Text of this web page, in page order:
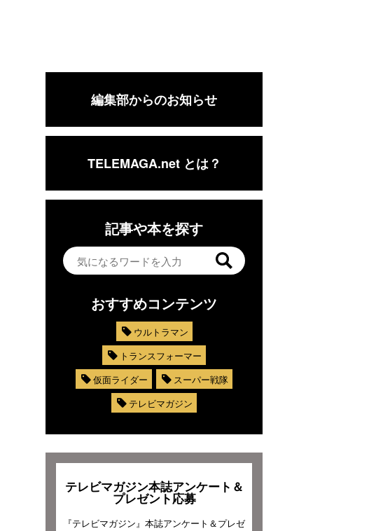
編集部からのお知らせ
TELEMAGA.net とは？
記事や本を探す
おすすめコンテンツ
ウルトラマン
トランスフォーマー
仮面ライダー
スーパー戦隊
テレビマガジン
テレビマガジン本誌アンケート＆
プレゼント応募
『テレビマガジン』本誌アンケート＆プレゼ